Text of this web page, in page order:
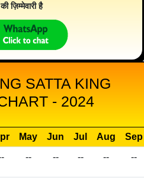
ज़िम्मेवारी है
SATTA KING
- 2024
May Jun Jul Aug
Sep
-- -- -- -- --